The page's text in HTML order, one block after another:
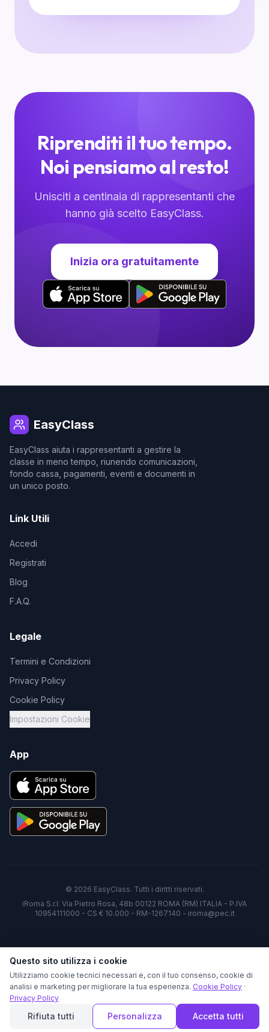
Questo sito utilizza i cookie
Utilizziamo cookie tecnici necessari e, con il tuo consenso, cookie di
analisi e marketing per migliorare la tua esperienza. Cookie Policy ·
Privacy Policy
Rifiuta tutti Personalizza Accetta tutti
Riprenditi il tuo tempo.
Noi pensiamo al resto!
Unisciti a centinaia di rappresentanti che
hanno già scelto EasyClass.
Inizia ora gratuitamente
EasyClass
EasyClass aiuta i rappresentanti a gestire la
classe in meno tempo, riunendo comunicazioni,
fondo cassa, pagamenti, eventi e documenti in
un unico posto.
Link Utili
Accedi
Registrati
Blog
F.A.Q.
Legale
Termini e Condizioni
Privacy Policy
Cookie Policy
Impostazioni Cookie
App
© 2026 EasyClass. Tutti i diritti riservati.
iRoma S.r.l. Via Pietro Rosa, 48b 00122 ROMA (RM) ITALIA - P.IVA
10954111000 - CS € 10.000 - RM-1267140 - iroma@pec.it